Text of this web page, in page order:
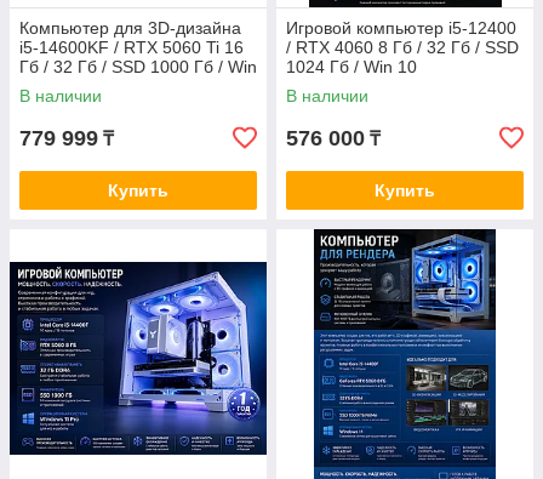
Компьютер для 3D-дизайна
i5-14600KF / RTX 5060 Ti 16
Гб / 32 Гб / SSD 1000 Гб / Win
11 Pro
В наличии
779 999 ₸
Купить
Игровой компьютер i5-12400
/ RTX 4060 8 Гб / 32 Гб / SSD
1024 Гб / Win 10
В наличии
576 000 ₸
Купить